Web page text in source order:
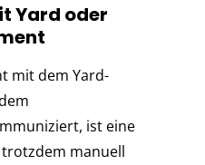
Yard oder
mit dem Yard-
ist eine
manuell